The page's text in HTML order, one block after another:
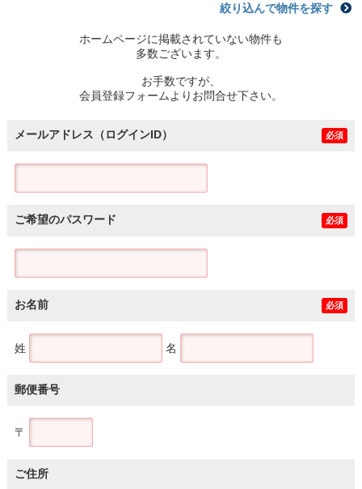
絞り込んで物件を探す
ホームページに掲載されていない物件も
多数ございます。
お手数ですが、
会員登録フォームよりお問合せ下さい。
メールアドレス（ログインID） 必須
ご希望のパスワード 必須
お名前 必須
姓 名
郵便番号
〒
ご住所